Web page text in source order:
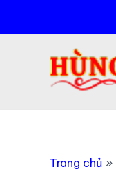
Trang chủ